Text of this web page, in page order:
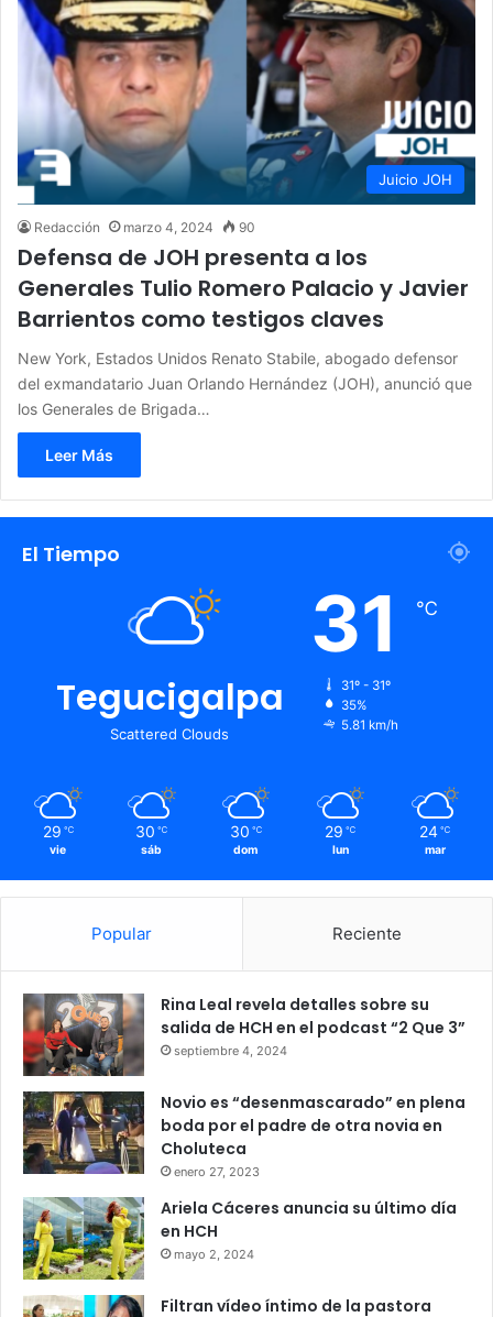
Juicio JOH
Redacción marzo 4, 2024 90
Defensa de JOH presenta a los
Generales Tulio Romero Palacio y Javier
Barrientos como testigos claves
New York, Estados Unidos Renato Stabile, abogado defensor
del exmandatario Juan Orlando Hernández (JOH), anunció que
los Generales de Brigada…
Leer Más
El Tiempo
Tegucigalpa
Scattered Clouds
31 ℃
31º - 31º
35%
5.81 km/h
29 ℃
vie
30 ℃
sáb
30 ℃
dom
29 ℃
lun
24 ℃
mar
Popular Reciente
Rina Leal revela detalles sobre su
salida de HCH en el podcast “2 Que 3”
septiembre 4, 2024
Novio es “desenmascarado” en plena
boda por el padre de otra novia en
Choluteca
enero 27, 2023
Ariela Cáceres anuncia su último día
en HCH
mayo 2, 2024
Filtran vídeo íntimo de la pastora